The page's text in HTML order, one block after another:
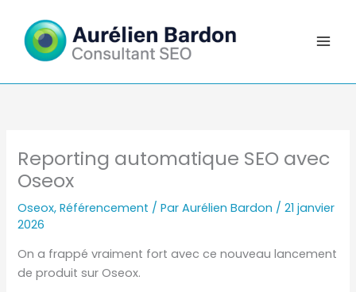
contenu
Reporting automatique SEO avec
Oseox
Oseox,Référencement / ParAurélien Bardon /21 janvier
2026
On a frappé vraiment fort avec ce nouveau lancement
de produit sur Oseox.